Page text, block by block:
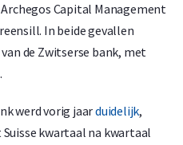
Capital Management
In beide gevallen
de Zwitserse bank, met
werd vorig jaarduidelijk,
kwartaal na kwartaal